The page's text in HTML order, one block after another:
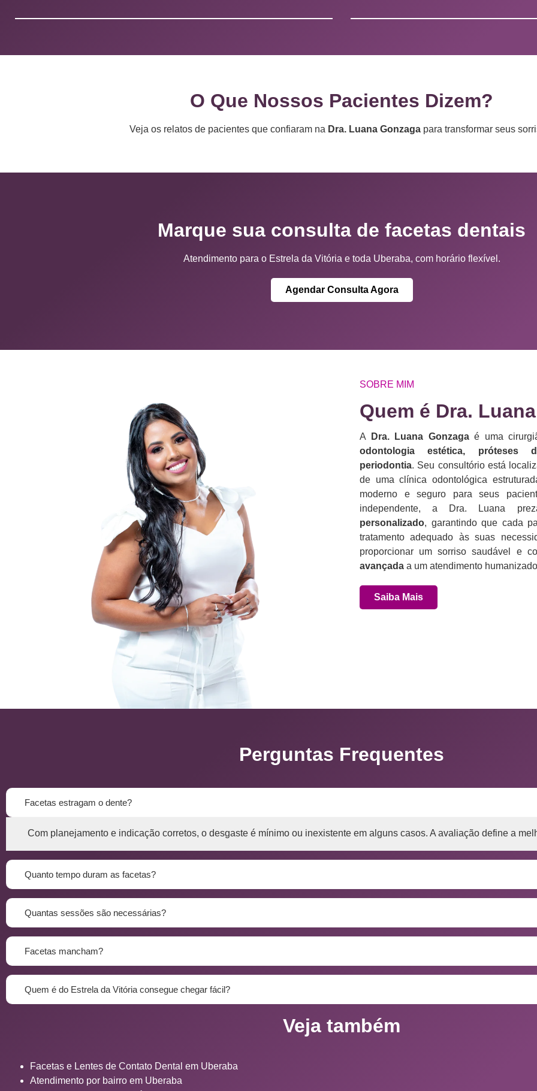
O Que Nossos Pacientes Dizem?
Veja os relatos de pacientes que confiaram na Dra. Luana Gonzaga para transformar seus
Marque sua consulta de facetas dentais
Atendimento para o Estrela da Vitória e toda Uberaba, com horário flexível.
Agendar Consulta Agora
SOBRE MIM
Quem é Dra.
A Dra. Luana Gonzagaé uma
odontologia estética, próteses
periodontia. Seu consultório está
de uma clínica odontológica
moderno e seguro para seus
independente, a Dra. Luana
personalizado, garantindo que cada
tratamento adequado às suas
proporcionar um sorriso saudável e
avançada a um atendimento
Saiba Mais
Perguntas Frequentes
Facetas estragam o dente?
Com planejamento e indicação corretos, o desgaste é mínimo ou inexistente em alguns casos. A avaliação define a
Quanto tempo duram as facetas?
Quantas sessões são necessárias?
Facetas mancham?
Quem é do Estrela da Vitória consegue chegar fácil?
Veja também
Facetas e Lentes de Contato Dental em Uberaba
Atendimento por bairro em Uberaba